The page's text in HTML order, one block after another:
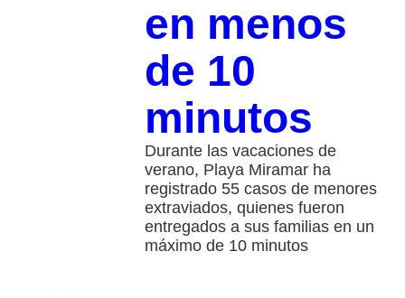
en menos
de 10
minutos
Durante las vacaciones de
verano, Playa Miramar ha
registrado 55 casos de menores
extraviados, quienes fueron
entregados a sus familias en un
máximo de 10 minutos